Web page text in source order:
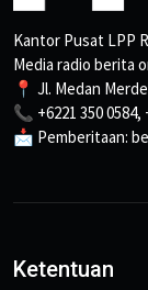
Kantor Pusat LPP
Media radio berita
📍 Jl. Medan
📞 +6221 350 0584,
📩 Pemberitaan:
Ketentuan